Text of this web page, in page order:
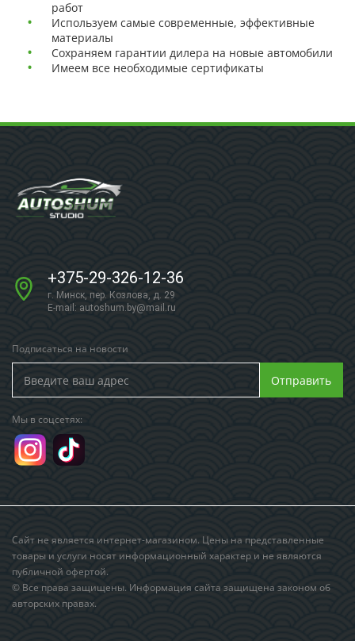
работ
Используем самые современные, эффективные
материалы
Сохраняем гарантии дилера на новые автомобили
Имеем все необходимые сертификаты
+375-29-326-12-36
г. Минск, пер. Козлова, д. 29
E-mail: autoshum.by@mail.ru
Подписаться на новости
Отправить
Мы в соцсетях:
Сайт не является интернет-магазином. Цены на представленные
товары и услуги носят информационный характер и не являются
публичной офертой.
© Все права защищены. Информация сайта защищена законом об
авторских правах.